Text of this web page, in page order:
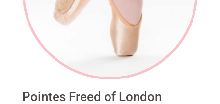
Pointes Freed of London